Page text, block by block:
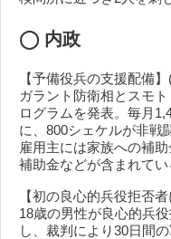
◯ 内政
【予備役兵の支援配備】
ガラント防衛相とスモ
ログラムを発表。毎月
に、800シェケルが非戦
雇用主には家族への補
補助金などが含まれてい
【初の良心的兵役拒否
18歳の男性が良心的兵
し、裁判により30日間